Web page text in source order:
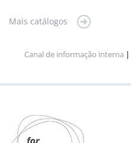
Mais catálogos
Canal de informação interna |